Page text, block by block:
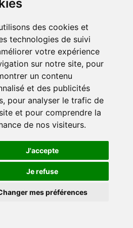
des cookies et
technologies de suivi
votre expérience
sur notre site, pour
un contenu
et des publicités
pour analyser le trafic de
et pour comprendre la
de nos visiteurs.
J'accepte
Je refuse
mes préférences